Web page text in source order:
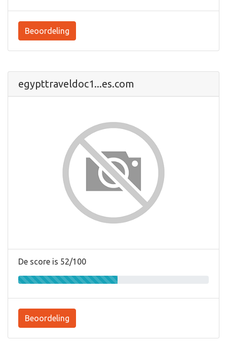
Beoordeling
egypttraveldoc1...es.com
De score is 52/100
Beoordeling